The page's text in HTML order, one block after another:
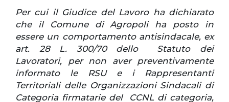
Per cui il Giudice del Lavoro ha dichiarato
che il Comune di Agropoli ha posto in
essere un comportamento antisindacale, ex
art. 28 L. 300/70 dello Statuto dei
Lavoratori, per non aver preventivamente
informato le RSU e i Rappresentanti
Territoriali delle Organizzazioni Sindacali di
Categoria firmatarie del CCNL di categoria,